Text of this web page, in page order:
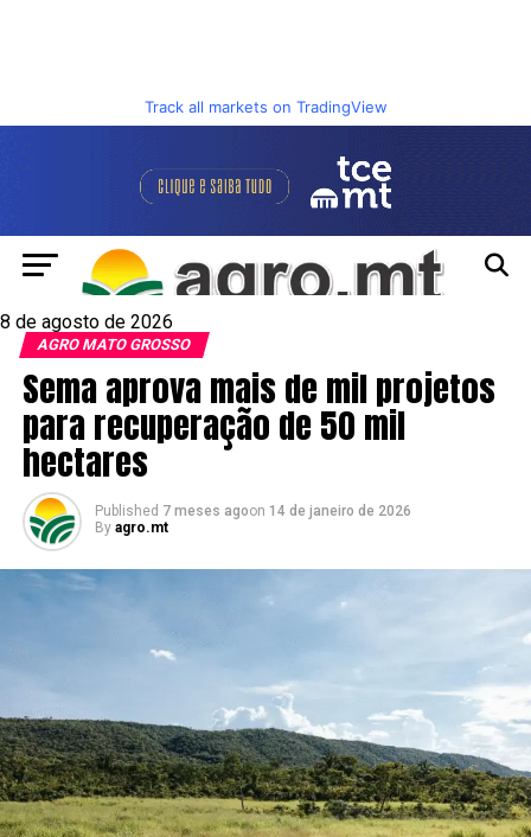
Track all markets on TradingView
8 de agosto de 2026
AGRO MATO GROSSO
Sema aprova mais de mil projetos
para recuperação de 50 mil
hectares
Published 7 meses agoon 14 de janeiro de 2026
By agro.mt